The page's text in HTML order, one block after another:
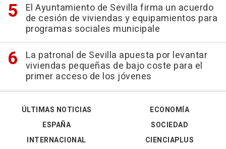
El Ayuntamiento de Sevilla firma un acuerdo
de cesión de viviendas y equipamientos para
programas sociales municipale
La patronal de Sevilla apuesta por levantar
viviendas pequeñas de bajo coste para el
primer acceso de los jóvenes
ÚLTIMAS NOTICIAS
ESPAÑA
INTERNACIONAL
ECONOMÍA
SOCIEDAD
CIENCIAPLUS